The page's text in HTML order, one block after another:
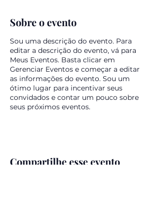
Sobre o evento
Sou uma descrição do evento. Para
editar a descrição do evento, vá para
Meus Eventos. Basta clicar em
Gerenciar Eventos e começar a editar
as informações do evento. Sou um
ótimo lugar para incentivar seus
convidados e contar um pouco sobre
seus próximos eventos.
Compartilhe esse evento